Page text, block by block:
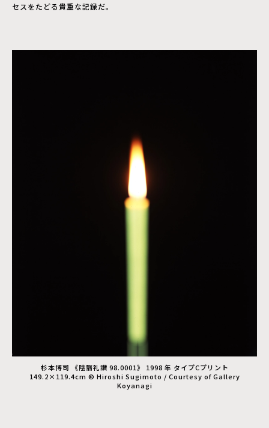
セスをたどる貴重な記録だ。
杉本博司 《陰翳礼讃 98.0001》 1998 年 タイプCプリント
149.2×119.4cm © Hiroshi Sugimoto / Courtesy of Gallery
Koyanagi